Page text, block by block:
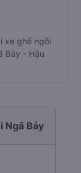
xe ghế ngồi
Bảy - Hậu
Ngã Bảy